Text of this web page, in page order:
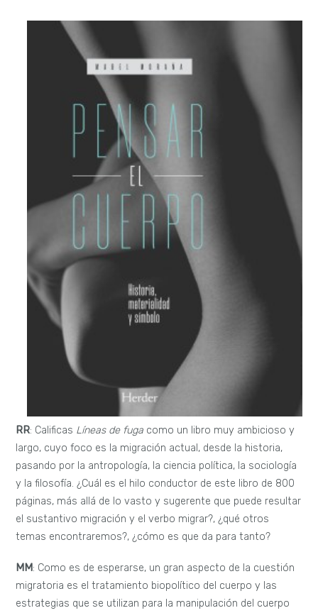
RR: Calificas Líneas de fuga como un libro muy ambicioso y
largo, cuyo foco es la migración actual, desde la historia,
pasando por la antropología, la ciencia política, la sociología
y la filosofía. ¿Cuál es el hilo conductor de este libro de 800
páginas, más allá de lo vasto y sugerente que puede resultar
el sustantivo migración y el verbo migrar?, ¿qué otros
temas encontraremos?, ¿cómo es que da para tanto?
MM: Como es de esperarse, un gran aspecto de la cuestión
migratoria es el tratamiento biopolítico del cuerpo y las
estrategias que se utilizan para la manipulación del cuerpo